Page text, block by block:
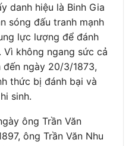
danh hiệu là Binh Gia
sóng đấu tranh mạnh
lực lượng để đánh
không ngang sức cả
ngày 20/3/1873,
thức bị đánh bại và
sinh.
ông Trần Văn
ông Trần Văn Nhu